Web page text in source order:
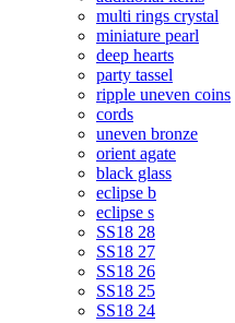
multi rings crystal
miniature pearl
deep hearts
party tassel
ripple uneven coins
cords
uneven bronze
orient agate
black glass
eclipse b
eclipse s
SS18 28
SS18 27
SS18 26
SS18 25
SS18 24